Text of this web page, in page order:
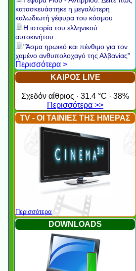
κατασκευάστηκε η μεγαλύτερη
καλωδιωτή γέφυρα του κόσμου
Η ιστορία του ελληνικού
αυτοκινήτου
"Άσμα ηρωικό και πένθιμο για τον
χαμένο ανθυπολοχαγό της Αλβανίας"
Περισσότερα >
ΚΑΙΡΟΣ LIVE
Σχεδόν αίθριος · 31.4 °C · 38%
Περισσότερα >>
TV - ΟΙ ΤΑΙΝΙΕΣ ΤΗΣ ΗΜΕΡΑΣ
Περισσότερα
DOWNLOADS